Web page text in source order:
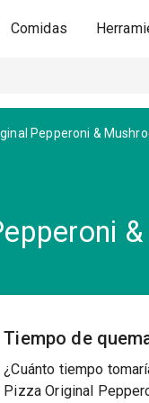
Comidas
Pepperoni &
Tiempo de
¿Cuánto tiempo
Pizza Original